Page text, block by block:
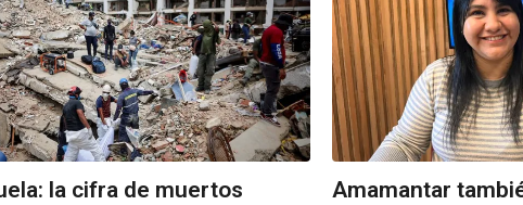
la cifra de muertos
Amamantar